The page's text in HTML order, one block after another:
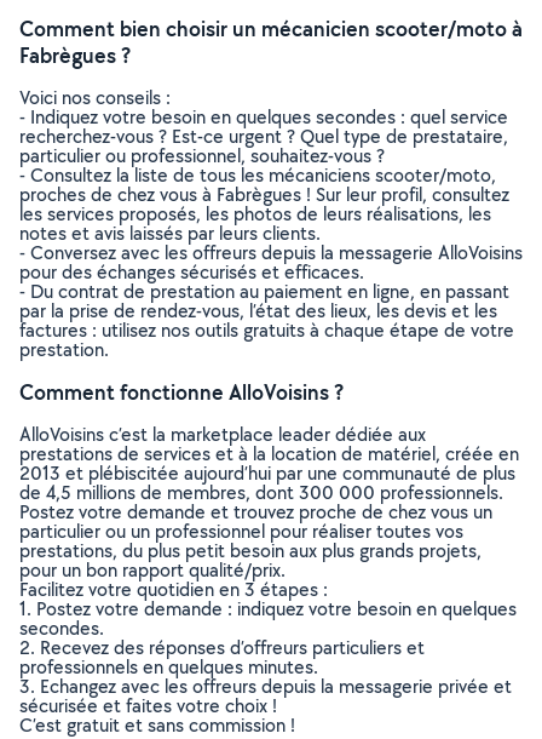
Comment bien choisir un mécanicien scooter/moto à
Fabrègues ?
Voici nos conseils :
- Indiquez votre besoin en quelques secondes : quel service
recherchez-vous ? Est-ce urgent ? Quel type de prestataire,
particulier ou professionnel, souhaitez-vous ?
- Consultez la liste de tous les mécaniciens scooter/moto,
proches de chez vous à Fabrègues ! Sur leur profil, consultez
les services proposés, les photos de leurs réalisations, les
notes et avis laissés par leurs clients.
- Conversez avec les offreurs depuis la messagerie AlloVoisins
pour des échanges sécurisés et efficaces.
- Du contrat de prestation au paiement en ligne, en passant
par la prise de rendez-vous, l’état des lieux, les devis et les
factures : utilisez nos outils gratuits à chaque étape de votre
prestation.
Comment fonctionne AlloVoisins ?
AlloVoisins c’est la marketplace leader dédiée aux
prestations de services et à la location de matériel, créée en
2013 et plébiscitée aujourd’hui par une communauté de plus
de 4,5 millions de membres, dont 300 000 professionnels.
Postez votre demande et trouvez proche de chez vous un
particulier ou un professionnel pour réaliser toutes vos
prestations, du plus petit besoin aux plus grands projets,
pour un bon rapport qualité/prix.
Facilitez votre quotidien en 3 étapes :
1. Postez votre demande : indiquez votre besoin en quelques
secondes.
2. Recevez des réponses d’offreurs particuliers et
professionnels en quelques minutes.
3. Echangez avec les offreurs depuis la messagerie privée et
sécurisée et faites votre choix !
C’est gratuit et sans commission !